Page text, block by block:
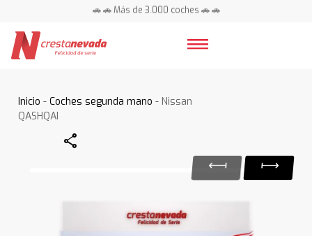
🚗 🚗 Más de 3.000 coches 🚗 🚗
Inicio -Coches segunda mano - Nissan
QASHQAI
Share